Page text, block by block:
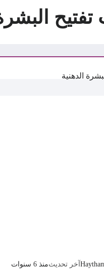
آخر تحديثمنذ 6 سنوات